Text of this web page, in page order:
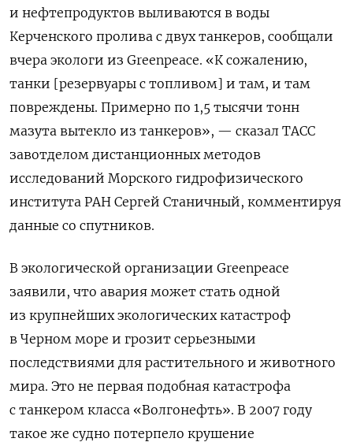
и нефтепродуктов выливаются в воды
Керченского пролива с двух танкеров, сообщали
вчера экологи из Greenpeace. «К сожалению,
танки [резервуары с топливом] и там, и там
повреждены. Примерно по 1,5 тысячи тонн
мазута вытекло из танкеров», — сказал ТАСС
завотделом дистанционных методов
исследований Морского гидрофизического
института РАН Сергей Станичный, комментируя
данные со спутников.
В экологической организации Greenpeace
заявили, что авария может стать одной
из крупнейших экологических катастроф
в Черном море и грозит серьезными
последствиями для растительного и животного
мира. Это не первая подобная катастрофа
с танкером класса «Волгонефть». В 2007 году
такое же судно потерпело крушение